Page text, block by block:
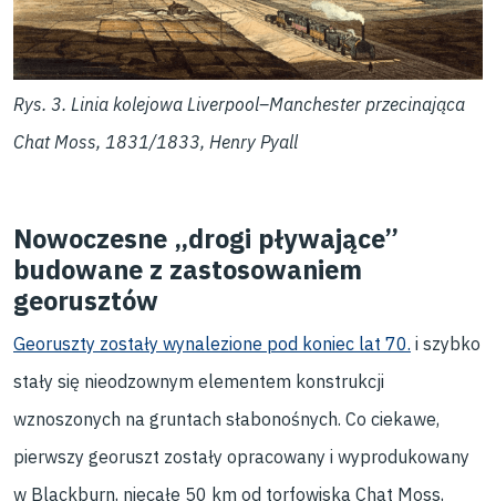
Rys. 3. Linia kolejowa Liverpool–Manchester przecinająca
Chat Moss, 1831/1833, Henry Pyall
Nowoczesne „drogi pływające”
budowane z zastosowaniem
georusztów
Georuszty zostały wynalezione pod koniec lat 70. i szybko
stały się nieodzownym elementem konstrukcji
wznoszonych na gruntach słabonośnych. Co ciekawe,
pierwszy georuszt zostały opracowany i wyprodukowany
w Blackburn, niecałe 50 km od torfowiska Chat Moss,